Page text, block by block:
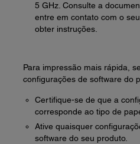
5 GHz. Consulte a
entre em contato com o
obter instruções.
Para impressão mais rápida,
configurações de software do
Certifique-se de que a
corresponde ao tipo de
Ative quaisquer
software do seu produto.